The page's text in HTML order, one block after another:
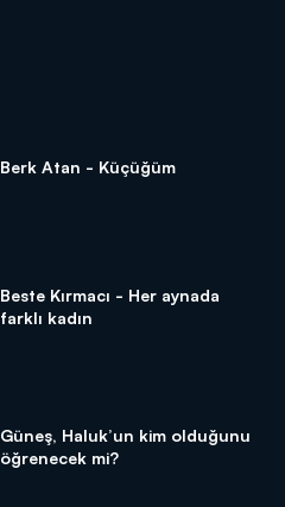
Berk Atan - Küçüğüm
Beste Kırmacı - Her aynada
farklı kadın
Güneş, Haluk’un kim olduğunu
öğrenecek mi?